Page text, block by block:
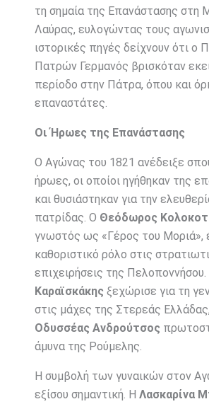
τη σημαία της Επανάστασης στη
Λαύρας, ευλογώντας τους
ιστορικές πηγές δείχνουν ότι ο
Πατρών Γερμανός βρισκόταν
περίοδο στην Πάτρα, όπου και
επαναστάτες.
Οι Ήρωες της Επανάστασης
Ο Αγώνας του 1821 ανέδειξε
ήρωες, οι οποίοι ηγήθηκαν της
και θυσιάστηκαν για την
πατρίδας. Ο Θεόδωρος
γνωστός ως «Γέρος του Μοριά»,
καθοριστικό ρόλο στις
επιχειρήσεις της
Καραϊσκάκης ξεχώρισε για τη
στις μάχες της Στερεάς
Οδυσσέας Ανδρούτσος
άμυνα της Ρούμελης.
Η συμβολή των γυναικών στον
εξίσου σημαντική. Η Λασκαρίνα